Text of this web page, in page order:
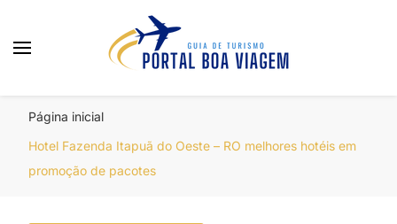
Página inicial
Hotel Fazenda Itapuã do Oeste – RO melhores hotéis em
promoção de pacotes